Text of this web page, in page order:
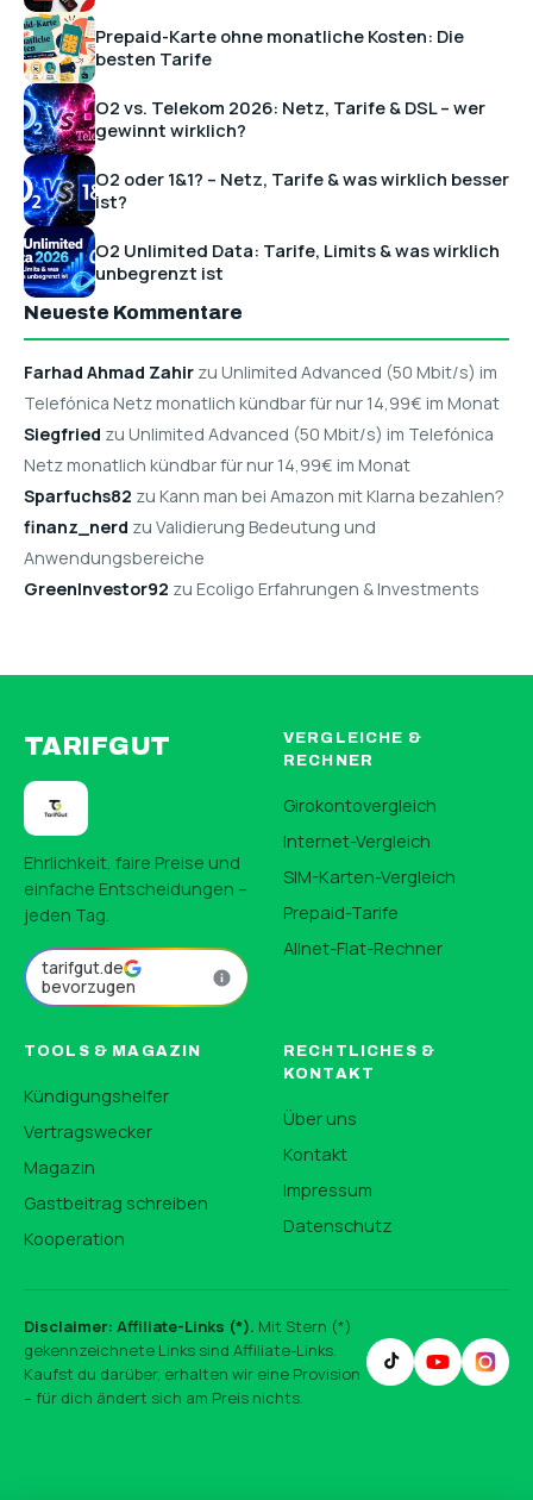
Prepaid-Karte ohne monatliche Kosten: Die
besten Tarife
O2 vs. Telekom 2026: Netz, Tarife & DSL – wer
gewinnt wirklich?
O2 oder 1&1? – Netz, Tarife & was wirklich besser
ist?
O2 Unlimited Data: Tarife, Limits & was wirklich
unbegrenzt ist
Neueste Kommentare
Farhad Ahmad Zahir zu Unlimited Advanced (50 Mbit/s) im
Telefónica Netz monatlich kündbar für nur 14,99€ im Monat
Siegfried zu Unlimited Advanced (50 Mbit/s) im Telefónica
Netz monatlich kündbar für nur 14,99€ im Monat
Sparfuchs82 zu Kann man bei Amazon mit Klarna bezahlen?
finanz_nerd zu Validierung Bedeutung und
Anwendungsbereiche
GreenInvestor92 zu Ecoligo Erfahrungen & Investments
TARIFGUT
Ehrlichkeit, faire Preise und
einfache Entscheidungen –
jeden Tag.
tarifgut.de
bevorzugen
VERGLEICHE &
RECHNER
Girokontovergleich
Internet-Vergleich
SIM-Karten-Vergleich
Prepaid-Tarife
Allnet-Flat-Rechner
TOOLS & MAGAZIN
Kündigungshelfer
Vertragswecker
Magazin
Gastbeitrag schreiben
Kooperation
RECHTLICHES &
KONTAKT
Über uns
Kontakt
Impressum
Datenschutz
Disclaimer: Affiliate-Links (*). Mit Stern (*)
gekennzeichnete Links sind Affiliate-Links.
Kaufst du darüber, erhalten wir eine Provision
– für dich ändert sich am Preis nichts.